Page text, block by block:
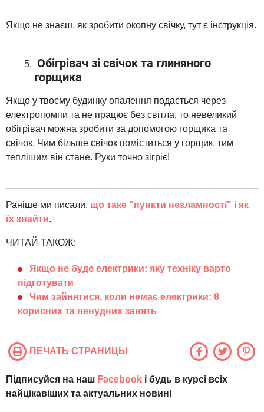
Якщо не знаєш, як зробити окопну свічку, тут є інструкція.
Обігрівач зі свічок та глиняного
горщика
Якщо у твоєму будинку опалення подається через
електропомпи та не працює без світла, то невеликий
обігрівач можна зробити за допомогою горщика та
свічок. Чим більше свічок поміститься у горщик, тим
теплішим він стане. Руки точно зігріє!
Раніше ми писали, що таке "пункти незламності" і як
їх знайти.
ЧИТАЙ ТАКОЖ:
Якщо не буде електрики: яку техніку варто
підготувати
Чим зайнятися, коли немає електрики: 8
корисних та ненудних занять
ПЕЧАТЬ СТРАНИЦЫ
Підписуйся на наш Facebook і будь в курсі всіх
найцікавіших та актуальних новин!